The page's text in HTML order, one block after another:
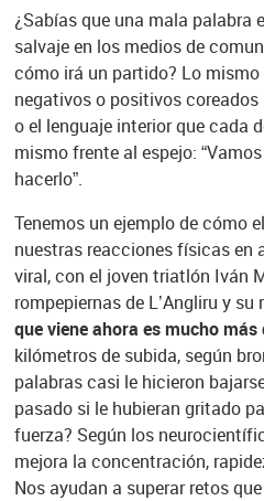
¿Sabías que una mala palabra
salvaje en los medios de
cómo irá un partido? Lo
negativos o positivos
o el lenguaje interior que cada
mismo frente al espejo:
hacerlo”.
Tenemos un ejemplo de cómo
nuestras reacciones físicas en
viral, con el joven triatlón Iván
rompepiernas de L’Angliru y
que viene ahora es mucho más
kilómetros de subida, según
palabras casi le hicieron
pasado si le hubieran gritado
fuerza? Según los
mejora la concentración,
Nos ayudan a superar retos